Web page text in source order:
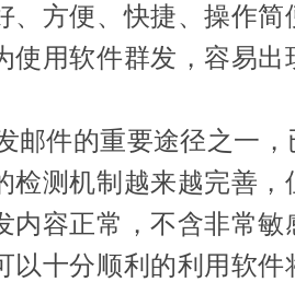
、方便、快捷、操作
使用软件群发，容易
件的重要途径之一，
检测机制越来越完善
内容正常，不含非常
以十分顺利的利用软